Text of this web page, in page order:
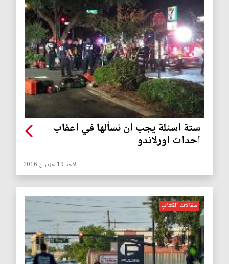
ستة اسئلة يجب ان نسألها في اعقاب
احداث اورلاندو
الأحد 19 حزيران 2016
مقالات الكتاب